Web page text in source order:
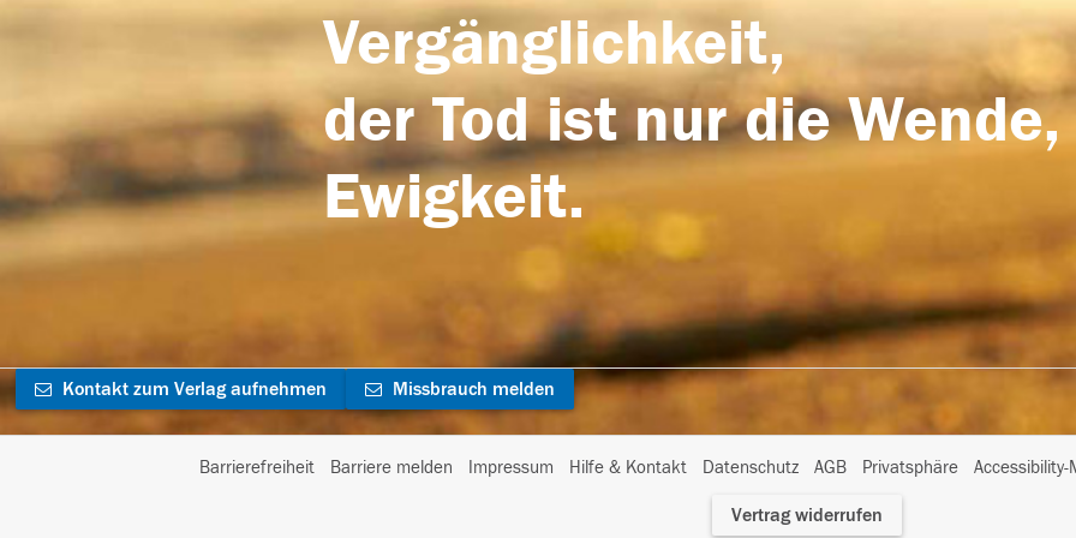
Vergänglichkeit,
der Tod ist nur die
Ewigkeit.
Kontakt zum Verlag aufnehmen Missbrauch melden
Barrierefreiheit Barriere melden Impressum Hilfe & Kontakt Datenschutz AGB Privatsphäre
I
Vertrag widerrufen